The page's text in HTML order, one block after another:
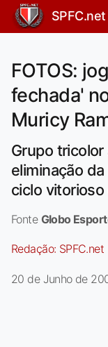
SPFC.net
FOTOS:
fechada'
Muricy
Grupo
eliminação
ciclo
Fonte Globo
Redação: SPFC.net
20 de Junho de